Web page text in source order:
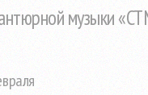
музыки